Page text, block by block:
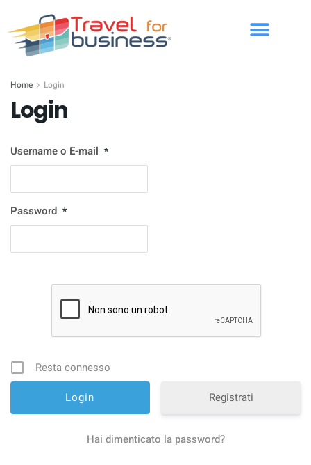
Home Login
Login
Username o E-mail *
Password *
Resta connesso
Registrati
Hai dimenticato la password?